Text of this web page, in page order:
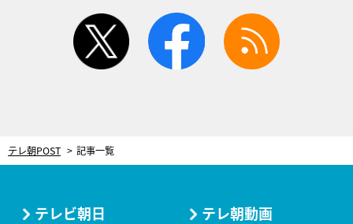
twitter facebook
テレ朝POST 記事一覧
テレビ朝日 テレ朝動画